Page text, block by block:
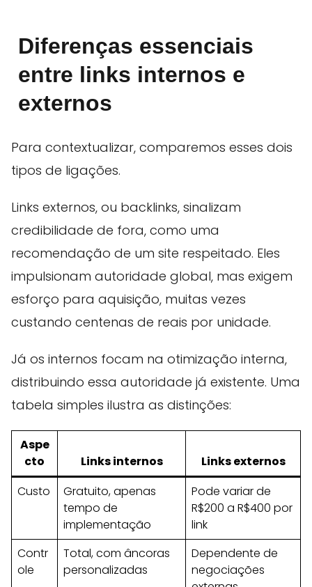
Diferenças essenciais
entre links internos e
externos
Para contextualizar, comparemos esses dois
tipos de ligações.
Links externos, ou backlinks, sinalizam
credibilidade de fora, como uma
recomendação de um site respeitado. Eles
impulsionam autoridade global, mas exigem
esforço para aquisição, muitas vezes
custando centenas de reais por unidade.
Já os internos focam na otimização interna,
distribuindo essa autoridade já existente. Uma
tabela simples ilustra as distinções:
Aspe
cto
Links internos
Links externos
Custo
Gratuito, apenas
tempo de
implementação
Pode variar de
R$200 a R$400 por
link
Contr
ole
Total, com âncoras
personalizadas
Dependente de
negociações